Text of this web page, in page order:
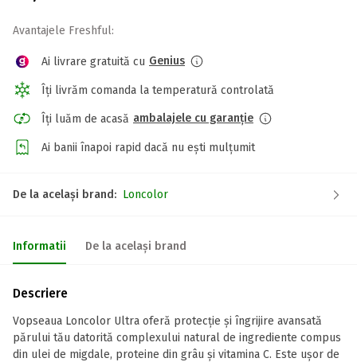
Avantajele Freshful:
Ai livrare gratuită cu Genius
Îți livrăm comanda la temperatură controlată
Îți luăm de acasă ambalajele cu garanție
Ai banii înapoi rapid dacă nu ești mulțumit
De la același brand: Loncolor
Informatii De la același brand
Descriere
Vopseaua Loncolor Ultra oferă protecție și îngrijire avansată
părului tău datorită complexului natural de ingrediente compus
din ulei de migdale, proteine din grâu și vitamina C. Este ușor de